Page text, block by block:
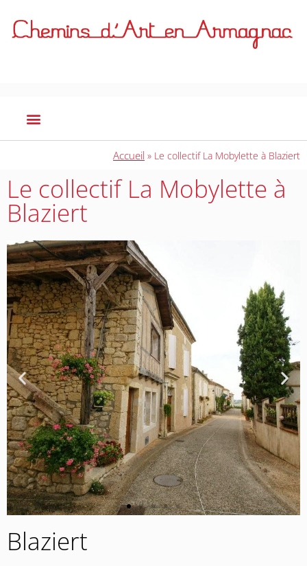
Accueil » Le collectif La Mobylette à Blaziert
Le collectif La Mobylette à
Blaziert
Blaziert